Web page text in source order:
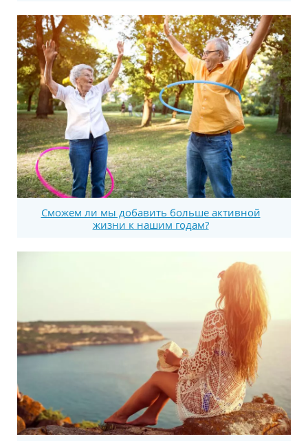
Сможем ли мы добавить больше активной
жизни к нашим годам?